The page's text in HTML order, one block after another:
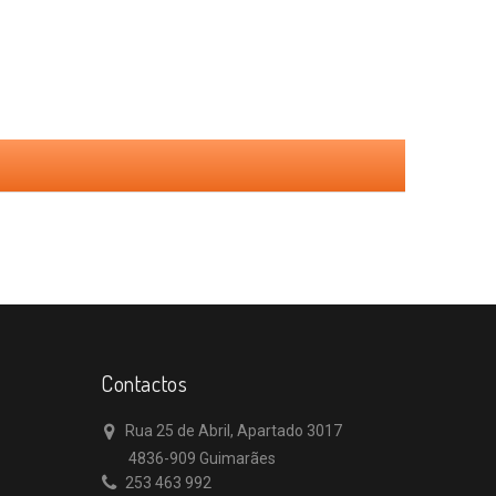
Contactos
Rua 25 de Abril, Apartado 3017
4836-909 Guimarães
253 463 992